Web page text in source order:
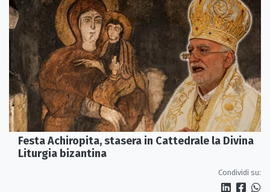
Festa Achiropita, stasera in Cattedrale la Divina
Liturgia bizantina
Condividi su: